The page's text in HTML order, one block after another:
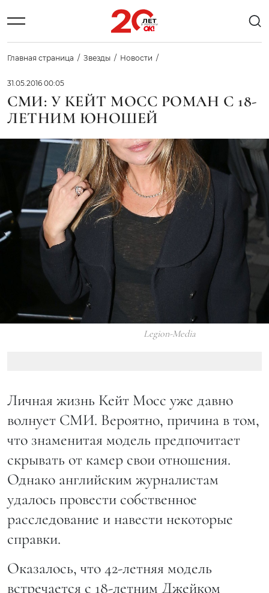
Главная страница Звезды Новости
31.05.2016 00:05
СМИ: У КЕЙТ МОСС РОМАН С 18-
ЛЕТНИМ ЮНОШЕЙ
Legion-Media
Личная жизнь Кейт Мосс уже давно
волнует СМИ. Вероятно, причина в том,
что знаменитая модель предпочитает
скрывать от камер свои отношения.
Однако английским журналистам
удалось провести собственное
расследование и навести некоторые
справки.
Оказалось, что 42-летняя модель
встречается с 18-летним Джейком